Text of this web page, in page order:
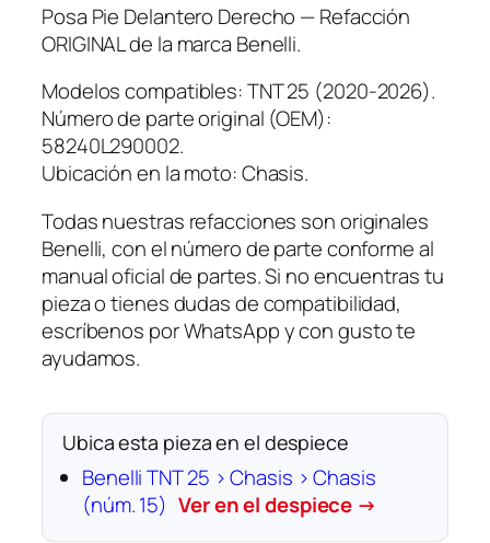
Posa Pie Delantero Derecho — Refacción
ORIGINAL de la marca Benelli.
Modelos compatibles: TNT 25 (2020-2026).
Número de parte original (OEM):
58240L290002.
Ubicación en la moto: Chasis.
Todas nuestras refacciones son originales
Benelli, con el número de parte conforme al
manual oficial de partes. Si no encuentras tu
pieza o tienes dudas de compatibilidad,
escríbenos por WhatsApp y con gusto te
ayudamos.
Ubica esta pieza en el despiece
Benelli TNT 25 › Chasis › Chasis
(núm. 15) Ver en el despiece →